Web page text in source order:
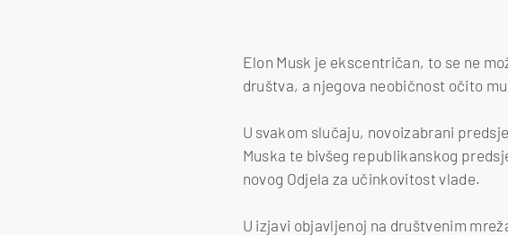
Elon Musk je ekscentričan, to se ne
društva, a njegova neobičnost očito
U svakom slučaju, novoizabrani
Muska te bivšeg republikanskog
novog Odjela za učinkovitost vlade.
U izjavi objavljenoj na društvenim